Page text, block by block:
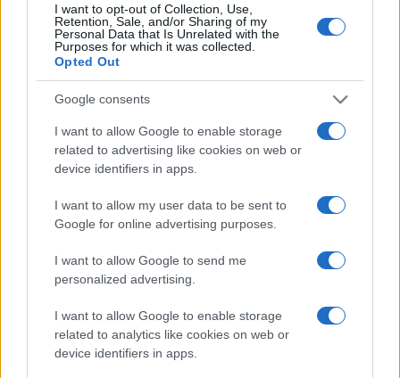
I want to opt-out of Collection, Use,
Retention, Sale, and/or Sharing of my
Personal Data that Is Unrelated with the
Purposes for which it was collected.
Opted Out
Google consents
I want to allow Google to enable storage
related to advertising like cookies on web or
device identifiers in apps.
I want to allow my user data to be sent to
Google for online advertising purposes.
I want to allow Google to send me
personalized advertising.
I want to allow Google to enable storage
related to analytics like cookies on web or
device identifiers in apps.
Continua a leggere
MERCATO E TRASFERIMENTI